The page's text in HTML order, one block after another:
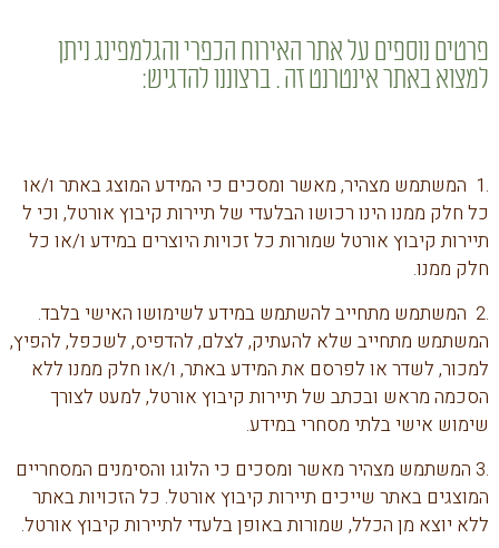
פרטים נוספים על אתר האירוח הכפרי והגלמפינג ניתן
למצוא באתר אינטרנט זה . ברצוננו להדגיש:
.1 המשתמש מצהיר, מאשר ומסכים כי המידע המוצג באתר ו/או
כל חלק ממנו הינו רכושו הבלעדי של תיירות קיבוץ אורטל, וכי ל
תיירות קיבוץ אורטל שמורות כל זכויות היוצרים במידע ו/או כל
חלק ממנו.
.2 המשתמש מתחייב להשתמש במידע לשימושו האישי בלבד.
המשתמש מתחייב שלא להעתיק, לצלם, להדפיס, לשכפל, להפיץ,
למכור, לשדר או לפרסם את המידע באתר, ו/או חלק ממנו ללא
הסכמה מראש ובכתב של תיירות קיבוץ אורטל, למעט לצורך
שימוש אישי בלתי מסחרי במידע.
.3 המשתמש מצהיר מאשר ומסכים כי הלוגו והסימנים המסחריים
המוצגים באתר שייכים תיירות קיבוץ אורטל. כל הזכויות באתר
ללא יוצא מן הכלל, שמורות באופן בלעדי לתיירות קיבוץ אורטל.